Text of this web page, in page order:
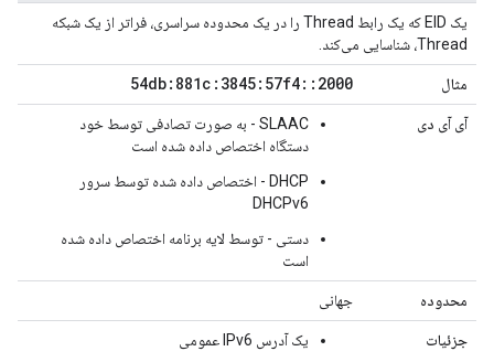
یک EID که یک رابط Thread را در یک محدوده سراسری، فراتر از یک شبکه
Thread، شناسایی می‌کند.
مثال 2000
::
54db:881c:3845:57f4
آی آی دی
SLAAC - به صورت تصادفی توسط خود
دستگاه اختصاص داده شده است
DHCP - اختصاص داده شده توسط سرور
DHCPv6
دستی - توسط لایه برنامه اختصاص داده شده
است
محدوده جهانی
جزئیات
یک آدرس IPv6 عمومی